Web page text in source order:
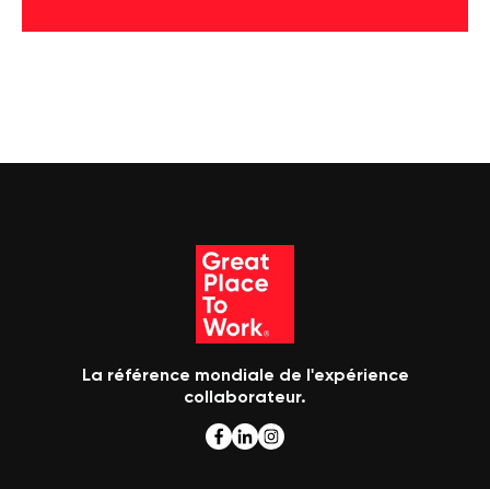
La référence mondiale de l'expérience
collaborateur.